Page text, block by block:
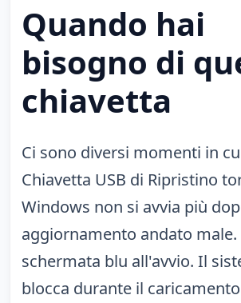
Quando hai
bisogno di
chiavetta
Ci sono diversi momenti in
Chiavetta USB di Ripristino
Windows non si avvia più
aggiornamento andato male.
schermata blu all'avvio. Il
blocca durante il